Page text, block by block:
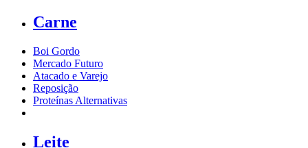
Carne
Boi Gordo
Mercado Futuro
Atacado e Varejo
Reposição
Proteínas Alternativas
Leite